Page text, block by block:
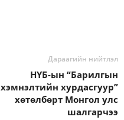
Дараагийн нийтлэл
НҮБ-ын “Барилгын
хэмнэлтийн хурдасгуур”
хөтөлбөрт Монгол улс
шалгарчээ